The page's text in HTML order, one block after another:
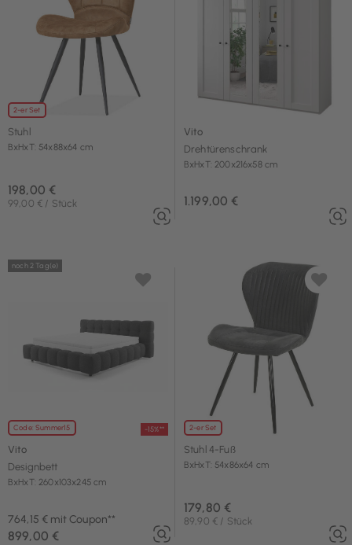
2-er Set
Stuhl
BxHxT: 54x88x64 cm
198,00 €
99,00 € / Stück
Vito
Drehtürenschrank
BxHxT: 200x216x58 cm
1.199,00 €
Code: Summer15 -15%**
noch 2 Tag(e)
Vito
Designbett
BxHxT: 260x103x245 cm
764,15 € mit Coupon**
899,00 €
2-er Set
Stuhl 4-Fuß
BxHxT: 54x86x64 cm
179,80 €
89,90 € / Stück